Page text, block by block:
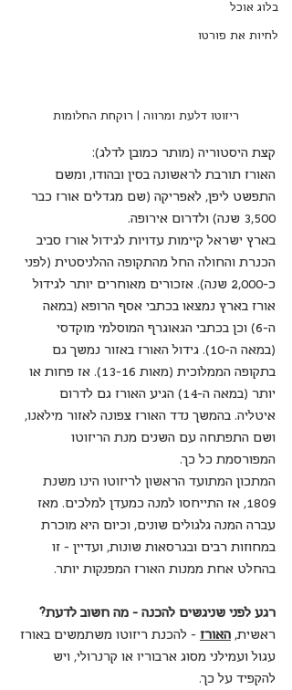
בלוג אוכל
לחיות את פורטו
ריזוטו דלעת ומרווה | רוקחת החלומות
קצת היסטוריה (מותר כמובן לדלג):
האורז תורבת לראשונה בסין ובהודו, ומשם
התפשט ליפן, לאפריקה (שם מגדלים אורז כבר
3,500 שנה) ולדרום אירופה.
בארץ ישראל קיימות עדויות לגידול אורז סביב
הכנרת והחולה החל מהתקופה ההלניסטית (לפני
כ-2,000 שנה). אזכורים מאוחרים יותר לגידול
אורז בארץ נמצאו בכתבי אסף הרופא (במאה
ה-6) וכן בכתבי הגאוגרף המוסלמי מוקדסי
(במאה ה-10). גידול האורז באזור נמשך גם
בתקופה הממלוכית (מאות 13-16). אז פחות או
יותר (במאה ה-14) הגיע האורז גם לדרום
איטליה. בהמשך נדד האורז צפונה לאזור מילאנו,
ושם התפתחה עם השנים מנת הריזוטו
המפורסמת כל כך.
המתכון המתועד הראשון לריזוטו הינו משנת
1809, אז התייחסו למנה כמעדן למלכים. מאז
עברה המנה גלגולים שונים, וכיום היא מוכרת
במחוזות רבים ובגרסאות שונות, ועדיין - זו
בהחלט אחת ממנות האורז המפנקות יותר.
רגע לפני שניגשים להכנה - מה חשוב לדעת?
ראשית, האורז - להכנת ריזוטו משתמשים באורז
עגול ועמילני מסוג ארבוריו או קרנרולי, ויש
להקפיד על כך.